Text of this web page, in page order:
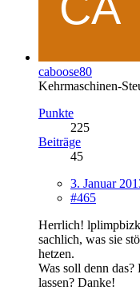
caboose80
Kehrmaschinen-
Punkte
225
Beiträge
45
3. Januar
#465
Herrlich!
sachlich, was sie
hetzen.
Was soll denn
lassen? Danke!